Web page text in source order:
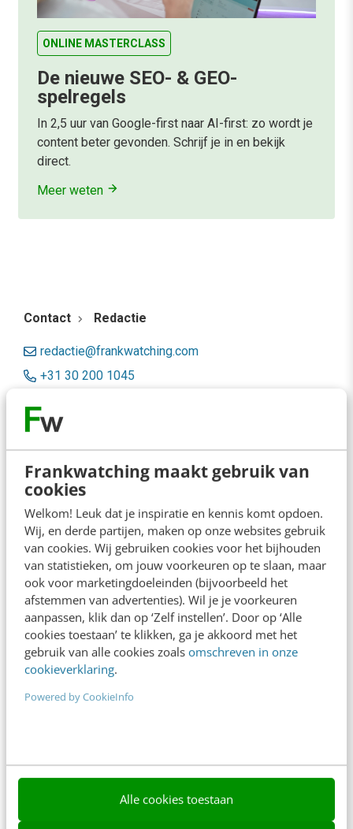
Frankwatching maakt gebruik van
cookies
Welkom! Leuk dat je inspiratie en kennis komt opdoen.
Wij, en derde partijen, maken op onze websites gebruik
van cookies. Wij gebruiken cookies voor het bijhouden
van statistieken, om jouw voorkeuren op te slaan, maar
ook voor marketingdoeleinden (bijvoorbeeld het
afstemmen van advertenties). Wil je je voorkeuren
aanpassen, klik dan op ‘Zelf instellen’. Door op ‘Alle
cookies toestaan’ te klikken, ga je akkoord met het
gebruik van alle cookies zoals omschreven in onze
cookieverklaring.
Powered by CookieInfo
Alle cookies toestaan
ONLINE MASTERCLASS
De nieuwe SEO- & GEO-
spelregels
In 2,5 uur van Google-first naar AI-first: zo wordt je
content beter gevonden. Schrijf je in en bekijk
direct.
Meer weten
Contact Redactie
redactie@frankwatching.com
+31 30 200 1045
Meer contactopties
Frankwatching
Adverteren
Contact
Nieuwsbrieven
Over ons
Ons team
Werken bij
Klantcontact & CX